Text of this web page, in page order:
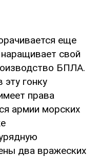
еще
свой
БПЛА.
гонку
права
армии морских
два вражеских